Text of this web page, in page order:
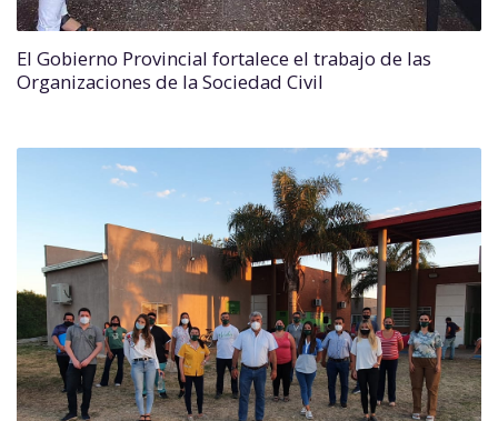
El Gobierno Provincial fortalece el trabajo de las
Organizaciones de la Sociedad Civil